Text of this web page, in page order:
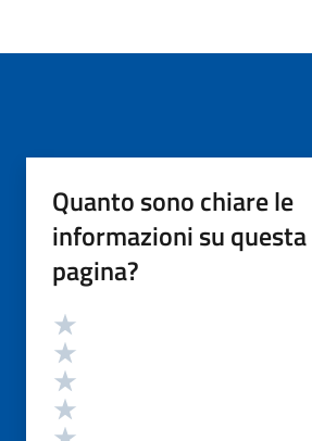
Quanto sono chiare le
informazioni su questa
pagina?
Valutazione